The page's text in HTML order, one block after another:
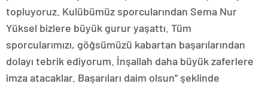
topluyoruz. Kulübümüz sporcularından Sema Nur
Yüksel bizlere büyük gurur yaşattı. Tüm
sporcularımızı, göğsümüzü kabartan başarılarından
dolayı tebrik ediyorum. İnşallah daha büyük zaferlere
imza atacaklar. Başarıları daim olsun” şeklinde